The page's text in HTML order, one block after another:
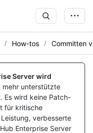
How-tos Committen
Server wird
mehr unterstützte
Es wird keine Patch-
für kritische
verbesserte
Enterprise Server